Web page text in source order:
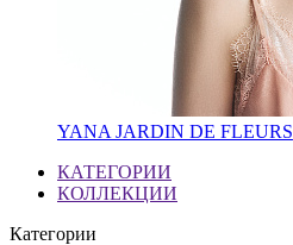
YANA JARDIN DE FLEURS
КАТЕГОРИИ
КОЛЛЕКЦИИ
Категории